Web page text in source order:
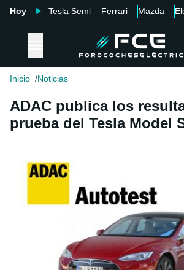
Hoy Tesla Semi Ferrari Mazda
Inicio Noticias
ADAC publica los
prueba del Tesla Model